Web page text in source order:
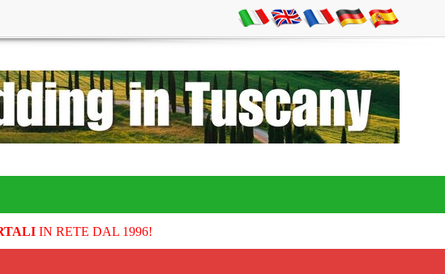
IN RETE DAL 1996!